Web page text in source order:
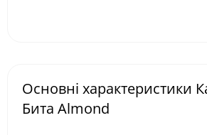
Основні характеристики
Бита Almond